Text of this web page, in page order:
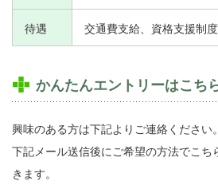
待遇 交通費支給、資格支援制
かんたんエントリーはこち
興味のある方は下記よりご連絡ください。
下記メール送信後にご希望の方法でこち
きます。